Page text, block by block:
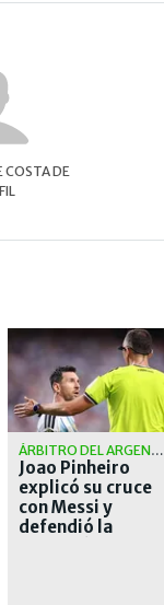
COSTA DE
ÁRBITRO DEL ARGENTINA VS. SUIZA
Joao Pinheiro
explicó su cruce
con Messi y
defendió la